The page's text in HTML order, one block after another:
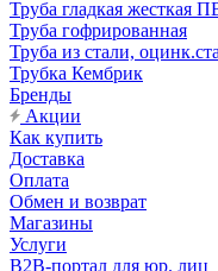
Труба гладкая жесткая
Труба гофрированная
Труба из стали,
Трубка Кембрик
Бренды
Акции
Как купить
Доставка
Оплата
Обмен и возврат
Магазины
Услуги
B2B-портал для юр. лиц